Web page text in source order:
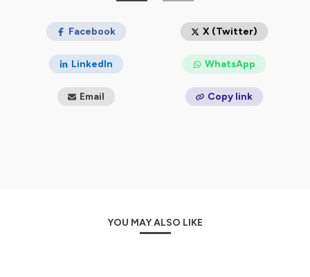
On parlera à la fois de la santé, du handicap, des
confidentialite
pour plus d'informations.
Facebook X (Twitter)
LinkedIn WhatsApp
Email Copy link
YOU MAY ALSO LIKE